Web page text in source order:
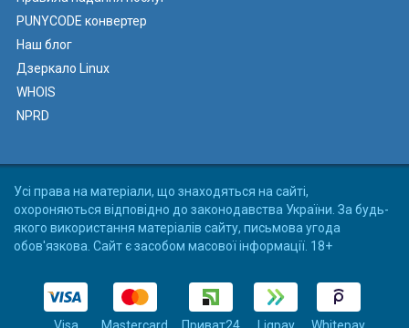
PUNYCODE конвертер
Наш блог
Дзеркало Linux
WHOIS
NPRD
Усі права на матеріали, що знаходяться на сайті,
охороняються відповідно до законодавства України. За будь-
якого використання матеріалів сайту, письмова угода
обов'язкова. Сайт є засобом масової інформації. 18+